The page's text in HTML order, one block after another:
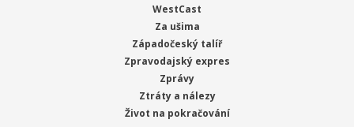
WestCast
Za ušima
Západočeský talíř
Zpravodajský expres
Zprávy
Ztráty a nálezy
Život na pokračování